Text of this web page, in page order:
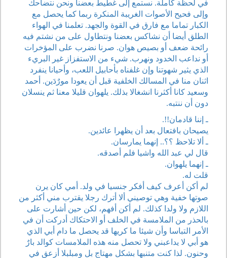
في لحظة كاملة. نستمع إلى غطيط بعضنا ونحن نتضاحك
وإلى فحيح الأصوات الغريبة المنكرة ربما كما يحصل مع
الكبار تماما مع فارق في القوة والجهد. تعلمنا في الهواء
الطلق أيضا أن نشاكس بعضنا ونتطاول على من نشتم فيه
رائحة ضعف أو بصيص هوان. صرنا نضرب على المؤخرات
أو نداعب الخدود ونهرب. شيء من الاستفزاز غير البريء
الذي يثير شهوتنا وإن غلفناه بأحابيل اللعب، وأحيانا ينفرد
اثنان منا في المسالك الخلفية قبل أن يعودا مورٌدَين. أحمد
وسعيد كانا أكثرنا انشغالا بذلك. يلهوان قليلا معنا ثم ينسلان
دون أن ننتبه.
ـ إننا قادمان!!.
يصيحان بافتعال بعد أن يظهرا عائدين.
ـ ألا تلاحظ ؟؟.. إنهما يمارسان.
قال لي عبد الله واشيا فلم أصدقه.
ـ إنهما يلهوان.
قلت له.
لم أكن أعرف كيف أفكر جنسيا في ولد. أمي كان يرن
صوتها خفية وهي توصيني ألا أترك رجلا يقترب مني أكثر من
اللازم ولا ولدا كذلك. لم أكن أفهم، لكن حين أشارت على
بالحذر من الملامسة في الخلف أو الاحتكاك أدركت أن في
الأمر التباسا وأن شيئا ما كريها قد يحصل ما دام أبي الذي
هو أبي لا يداعبني ولا تحصل منه هذه الملامسات كوالد بارٌ
وحنون. لذا كنت متنبها بشكل مهتاج بل ومبلبلا أزعق في